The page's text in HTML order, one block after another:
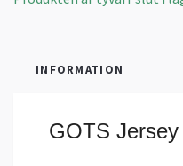
INFORMATION
GOTS Jersey